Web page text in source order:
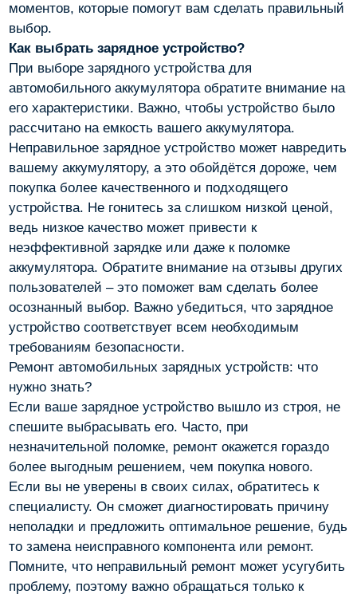
моментов, которые помогут вам сделать правильный
выбор.
Как выбрать зарядное устройство?
При выборе зарядного устройства для
автомобильного аккумулятора обратите внимание на
его характеристики. Важно, чтобы устройство было
рассчитано на емкость вашего аккумулятора.
Неправильное зарядное устройство может навредить
вашему аккумулятору, а это обойдётся дороже, чем
покупка более качественного и подходящего
устройства. Не гонитесь за слишком низкой ценой,
ведь низкое качество может привести к
неэффективной зарядке или даже к поломке
аккумулятора. Обратите внимание на отзывы других
пользователей – это поможет вам сделать более
осознанный выбор. Важно убедиться, что зарядное
устройство соответствует всем необходимым
требованиям безопасности.
Ремонт автомобильных зарядных устройств: что
нужно знать?
Если ваше зарядное устройство вышло из строя, не
спешите выбрасывать его. Часто, при
незначительной поломке, ремонт окажется гораздо
более выгодным решением, чем покупка нового.
Если вы не уверены в своих силах, обратитесь к
специалисту. Он сможет диагностировать причину
неполадки и предложить оптимальное решение, будь
то замена неисправного компонента или ремонт.
Помните, что неправильный ремонт может усугубить
проблему, поэтому важно обращаться только к